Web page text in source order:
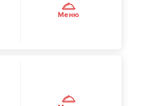
Меню